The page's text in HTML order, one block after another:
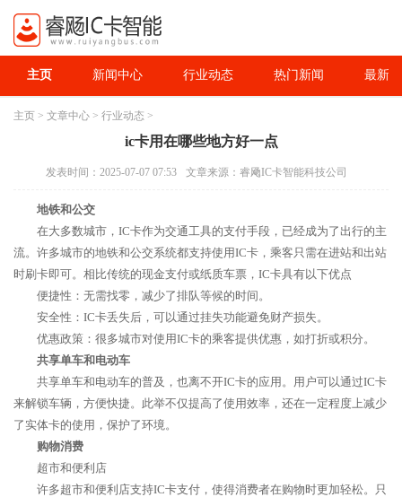
主页 新闻中心 行业动态 热门新闻 最新
主页 > 文章中心 > 行业动态 >
ic卡用在哪些地方好一点
发表时间：2025-07-07 07:53 文章来源：睿飏IC卡智能科技公司
地铁和公交
在大多数城市，IC卡作为交通工具的支付手段，已经成为了出行的主
流。许多城市的地铁和公交系统都支持使用IC卡，乘客只需在进站和出站
时刷卡即可。相比传统的现金支付或纸质车票，IC卡具有以下优点
便捷性：无需找零，减少了排队等候的时间。
安全性：IC卡丢失后，可以通过挂失功能避免财产损失。
优惠政策：很多城市对使用IC卡的乘客提供优惠，如打折或积分。
共享单车和电动车
共享单车和电动车的普及，也离不开IC卡的应用。用户可以通过IC卡
来解锁车辆，方便快捷。此举不仅提高了使用效率，还在一定程度上减少
了实体卡的使用，保护了环境。
购物消费
超市和便利店
许多超市和便利店支持IC卡支付，使得消费者在购物时更加轻松。只